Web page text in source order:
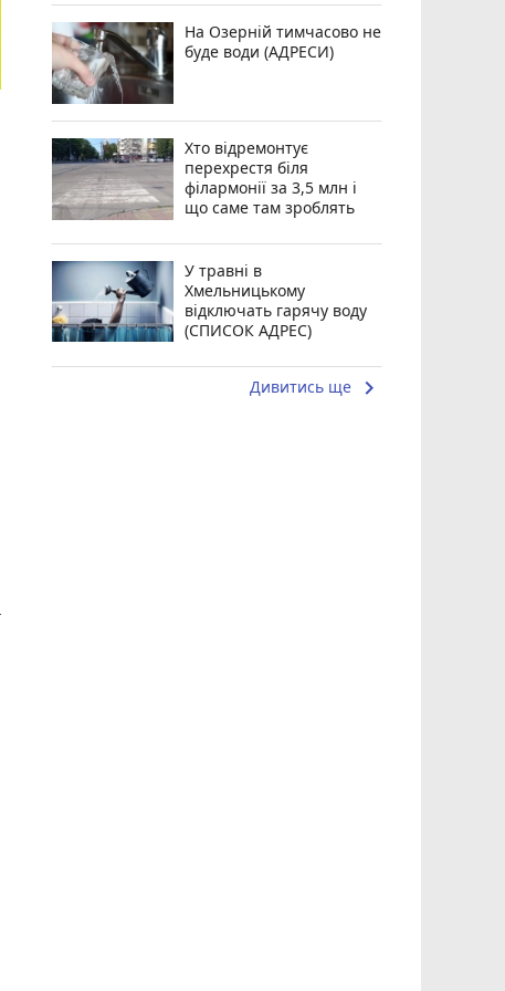
На Озерній тимчасово не
буде води (АДРЕСИ)
Хто відремонтує
перехрестя біля
філармонії за 3,5 млн і
що саме там зроблять
У травні в
Хмельницькому
відключать гарячу воду
(СПИСОК АДРЕС)
Дивитись ще keyboard_arrow_right